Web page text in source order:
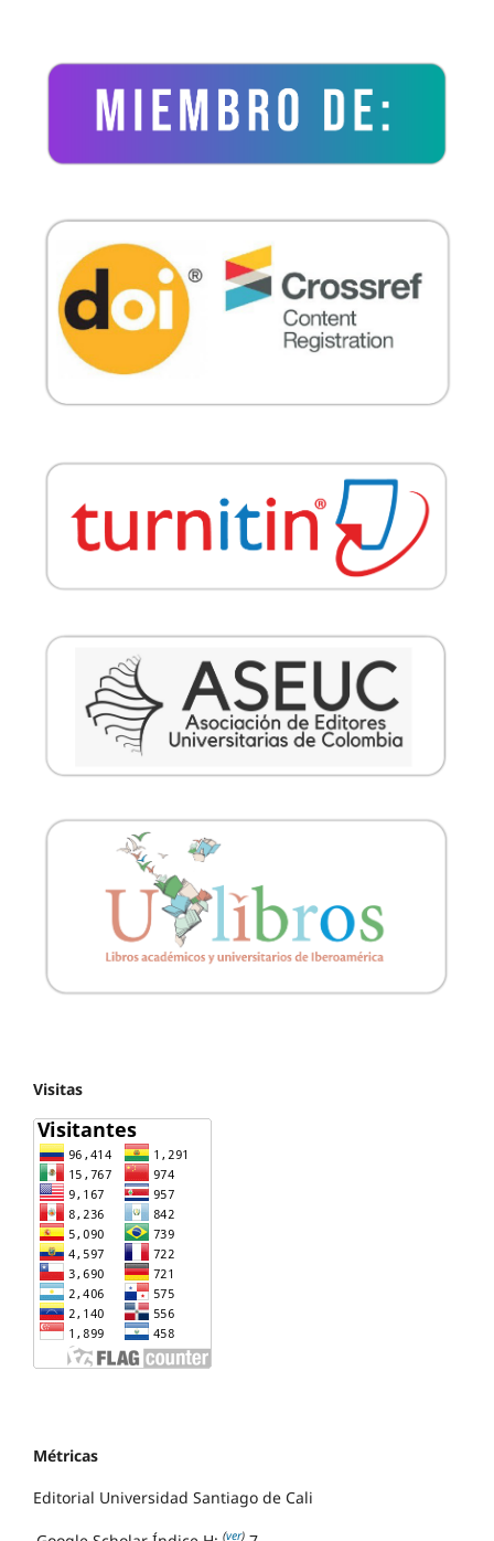
Visitas
Métricas
Editorial Universidad Santiago de Cali
(ver)